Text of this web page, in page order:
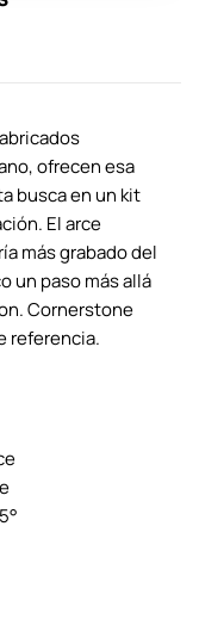
ofrecen esa
busca en un kit
El arce
más grabado del
un paso más allá
Cornerstone
referencia.